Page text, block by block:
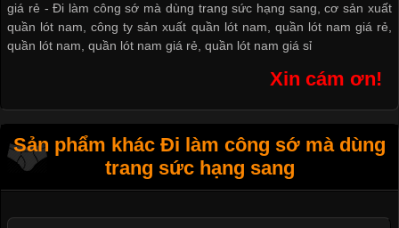
giá rẻ -Đi làm công sớ mà dùng trang sức hạng sang,cơ sản xuất
quần lót nam,công ty sản xuất quần lót nam, quần lót nam giá rẻ,
quần lót nam,quần lót nam giá rẻ,quần lót nam giá sỉ
Xin cám ơn!
Sản phẩm khác Đi làm công sớ mà dùng
trang sức hạng sang